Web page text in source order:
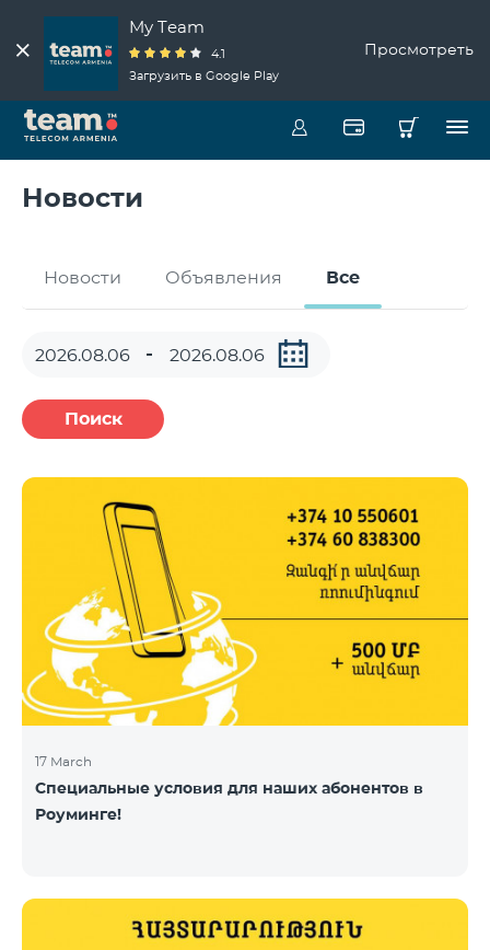
My Team
4.1
Загрузить в Google Play
Просмотреть
Новости
Новости Объявления Все
Поиск
17 March
Специальные условия для наших абонентов в
Роуминге!